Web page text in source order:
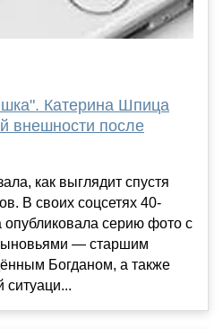
Катерина Шпица
внешности после
как выглядит спустя
В своих соцсетях 40-
опубликовала серию фото с
— старшим
Богданом, а также
ситуаци...